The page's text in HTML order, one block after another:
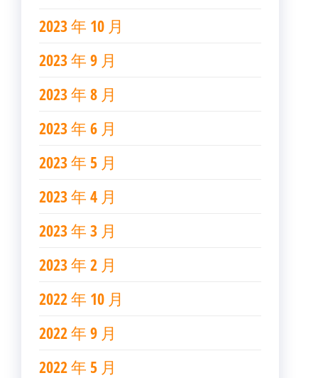
2023 年 10 月
2023 年 9 月
2023 年 8 月
2023 年 6 月
2023 年 5 月
2023 年 4 月
2023 年 3 月
2023 年 2 月
2022 年 10 月
2022 年 9 月
2022 年 5 月